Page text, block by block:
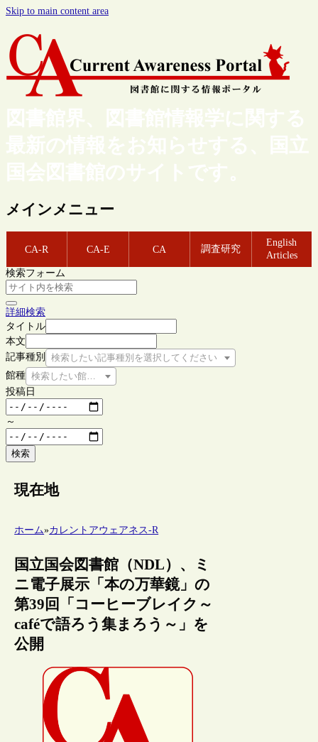
Skip to main content area
図書館界、図書館情報学に関する
最新の情報をお知らせする、国立
国会図書館のサイトです。
メインメニュー
CA-R CA-E CA 調査研究
English
Articles
検索フォーム
詳細検索
タイトル
本文
記事種別
検索したい記事種別を選択してください
館種 検索したい館種を選択してください
投稿日
～
検索
現在地
ホーム»カレントアウェアネス-R
国立国会図書館（NDL）、ミ
ニ電子展示「本の万華鏡」の
第39回「コーヒーブレイク～
caféで語ろう集まろう～」を
公開